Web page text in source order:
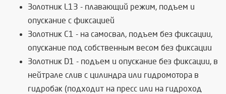
Золотник L13 - плавающий режим, подъем и
опускание с фиксацией
Золотник C1 - на самосвал, подъем без фиксации,
опускание под собственным весом без фиксации
Золотник D1 - подъем и опускание без фиксации, в
нейтрале слив с цилиндра или гидромотора в
гидробак (подходит на пресс или на гидроход